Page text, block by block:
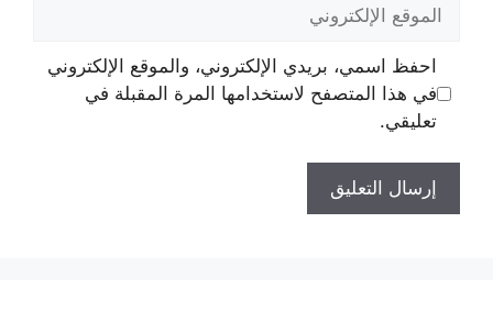
الإلكتروني
احفظ اسمي، بريدي الإلكتروني، والموقع الإلكتروني
في هذا المتصفح لاستخدامها المرة المقبلة في
تعليقي.